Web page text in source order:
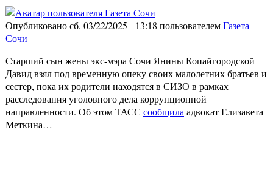
Опубликовано сб, 03/22/2025 - 13:18 пользователемГазета
Сочи
Старший сын жены экс-мэра Сочи Янины Копайгородской
Давид взял под временную опеку своих малолетних братьев и
сестер, пока их родители находятся в СИЗО в рамках
расследования уголовного дела коррупционной
направленности. Об этом ТАСС сообщилаадвокат Елизавета
Меткина…